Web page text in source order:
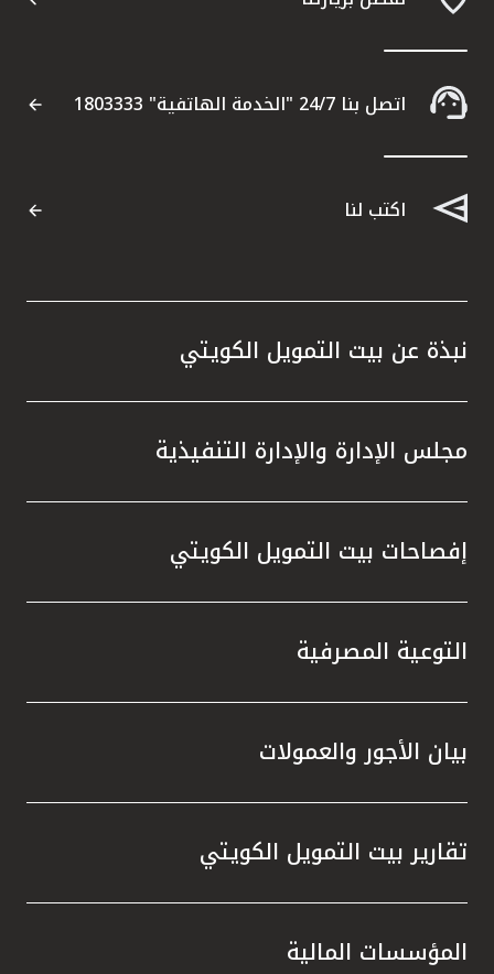
اتصل بنا 24/7 "الخدمة الهاتفية" 1803333
اكتب لنا
نبذة عن بيت التمويل الكويتي
مجلس الإدارة والإدارة التنفيذية
إفصاحات بيت التمويل الكويتي
التوعية المصرفية
بيان الأجور والعمولات
تقارير بيت التمويل الكويتي
المؤسسات المالية